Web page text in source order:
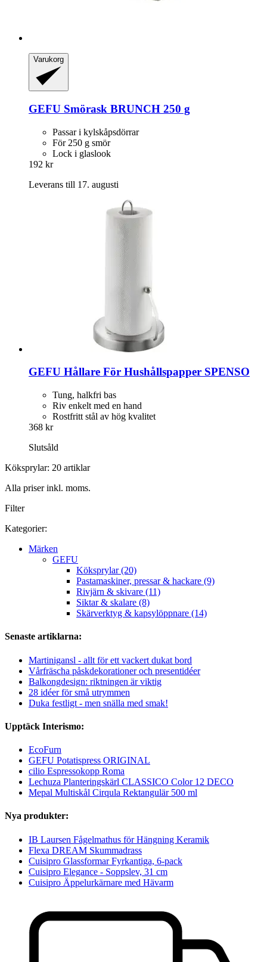
Varukorg
GEFU Smörask BRUNCH 250 g
Passar i kylskåpsdörrar
För 250 g smör
Lock i glaslook
192 kr
Leverans till 17. augusti
GEFU Hållare För Hushållspapper SPENSO
Tung, halkfri bas
Riv enkelt med en hand
Rostfritt stål av hög kvalitet
368 kr
Slutsåld
Köksprylar: 20 artiklar
Alla priser inkl. moms.
Filter
Kategorier:
Märken
GEFU
Köksprylar (20)
Pastamaskiner, pressar & hackare (9)
Rivjärn & skivare (11)
Siktar & skalare (8)
Skärverktyg & kapsylöppnare (14)
Senaste artiklarna:
Martinigansl - allt för ett vackert dukat bord
Vårfräscha påskdekorationer och presentidéer
Balkongdesign: riktningen är viktig
28 idéer för små utrymmen
Duka festligt - men snälla med smak!
Upptäck Interismo:
EcoFurn
GEFU Potatispress ORIGINAL
cilio Espressokopp Roma
Lechuza Planteringskärl CLASSICO Color 12 DECO
Mepal Multiskål Cirqula Rektangulär 500 ml
Nya produkter:
IB Laursen Fågelmathus för Hängning Keramik
Flexa DREAM Skummadrass
Cuisipro Glassformar Fyrkantiga, 6-pack
Cuisipro Elegance - Soppslev, 31 cm
Cuisipro Äppelurkärnare med Hävarm